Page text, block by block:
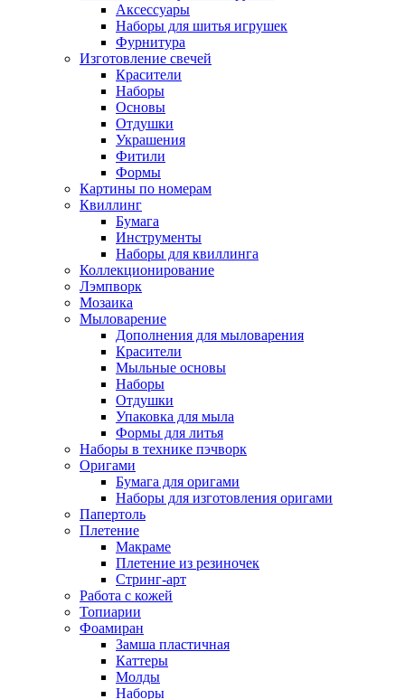
Аксессуары
Наборы для шитья игрушек
Фурнитура
Изготовление свечей
Красители
Наборы
Основы
Отдушки
Украшения
Фитили
Формы
Картины по номерам
Квиллинг
Бумага
Инструменты
Наборы для квиллинга
Коллекционирование
Лэмпворк
Мозаика
Мыловарение
Дополнения для мыловарения
Красители
Мыльные основы
Наборы
Отдушки
Упаковка для мыла
Формы для литья
Наборы в технике пэчворк
Оригами
Бумага для оригами
Наборы для изготовления оригами
Папертоль
Плетение
Макраме
Плетение из резиночек
Стринг-арт
Работа с кожей
Топиарии
Фоамиран
Замша пластичная
Каттеры
Молды
Наборы